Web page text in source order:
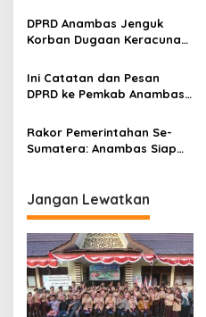
p
o
s
Aneng Apresiasi DPRD
Anambas
DPRD Anambas Jenguk
Korban Dugaan Keracunan
Keselamatan Anak Harus
Prioritas
Ini Catatan dan Pesan
DPRD ke Pemkab Anambas
Rakor Pemerintahan Se-
Sumatera: Anambas Siap
Jangan Lewatkan